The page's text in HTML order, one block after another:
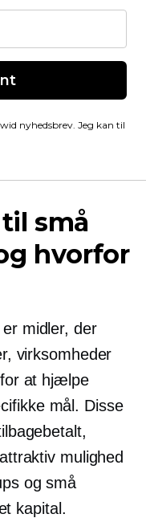
nyhedsbrev. Jeg kan til
små
hvorfor
midler, der
virksomheder
at hjælpe
mål. Disse
mulighed
og små
kapital.